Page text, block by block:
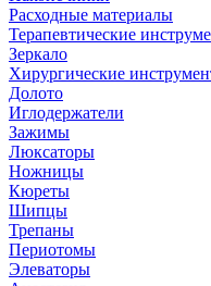
Расходные материалы
Терапевтические
Зеркало
Хирургические
Долото
Иглодержатели
Зажимы
Люксаторы
Ножницы
Кюреты
Шипцы
Трепаны
Периотомы
Элеваторы